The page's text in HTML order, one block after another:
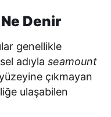
Denir
genellikle
adıylaseamount
çıkmayan
ulaşabilen